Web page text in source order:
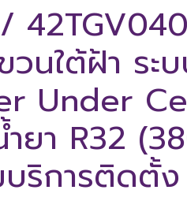
วนใต้ฝ้า ระ
Under
ยา R32
ริการติดตั้ง